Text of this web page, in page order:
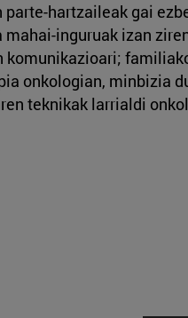
parte-hartzaileak gai
inguruak izan
komunikazioari;
onkologian, minbizia
teknikak larrialdi